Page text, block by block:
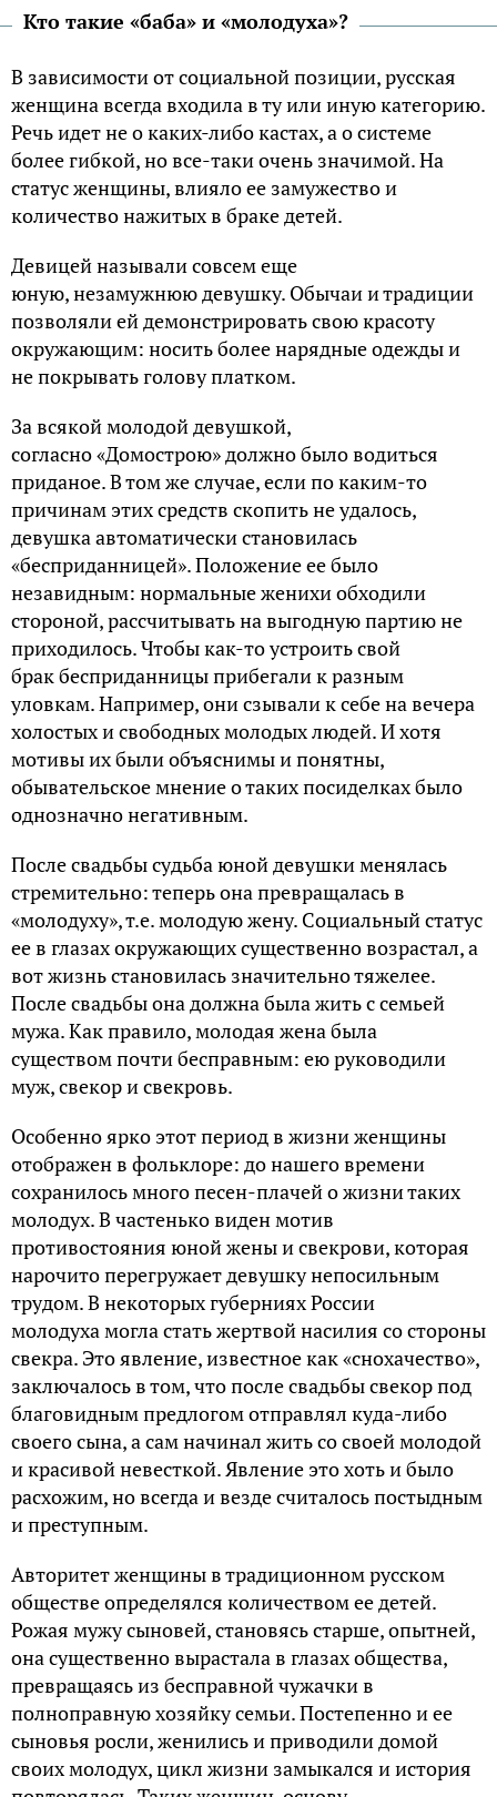
Кто такие «баба» и «молодуха»?
В зависимости от социальной позиции, русская
женщина всегда входила в ту или иную категорию.
Речь идет не о каких-либо кастах, а о системе
более гибкой, но все-таки очень значимой. На
статус женщины, влияло ее замужество и
количество нажитых в браке детей.
Девицей называли совсем еще
юную, незамужнюю девушку. Обычаи и традиции
позволяли ей демонстрировать свою красоту
окружающим: носить более нарядные одежды и
не покрывать голову платком.
За всякой молодой девушкой,
согласно «Домострою» должно было водиться
приданое. В том же случае, если по каким-то
причинам этих средств скопить не удалось,
девушка автоматически становилась
«бесприданницей». Положение ее было
незавидным: нормальные женихи обходили
стороной, рассчитывать на выгодную партию не
приходилось. Чтобы как-то устроить свой
брак бесприданницы прибегали к разным
уловкам. Например, они сзывали к себе на вечера
холостых и свободных молодых людей. И хотя
мотивы их были объяснимы и понятны,
обывательское мнение о таких посиделках было
однозначно негативным.
После свадьбы судьба юной девушки менялась
стремительно: теперь она превращалась в
«молодуху», т.е. молодую жену. Социальный статус
ее в глазах окружающих существенно возрастал, а
вот жизнь становилась значительно тяжелее.
После свадьбы она должна была жить с семьей
мужа. Как правило, молодая жена была
существом почти бесправным: ею руководили
муж, свекор и свекровь.
Особенно ярко этот период в жизни женщины
отображен в фольклоре: до нашего времени
сохранилось много песен-плачей о жизни таких
молодух. В частенько виден мотив
противостояния юной жены и свекрови, которая
нарочито перегружает девушку непосильным
трудом. В некоторых губерниях России
молодуха могла стать жертвой насилия со стороны
свекра. Это явление, известное как «снохачество»,
заключалось в том, что после свадьбы свекор под
благовидным предлогом отправлял куда-либо
своего сына, а сам начинал жить со своей молодой
и красивой невесткой. Явление это хоть и было
расхожим, но всегда и везде считалось постыдным
и преступным.
Авторитет женщины в традиционном русском
обществе определялся количеством ее детей.
Рожая мужу сыновей, становясь старше, опытней,
она существенно вырастала в глазах общества,
превращаясь из бесправной чужачки в
полноправную хозяйку семьи. Постепенно и ее
сыновья росли, женились и приводили домой
своих молодух, цикл жизни замыкался и история